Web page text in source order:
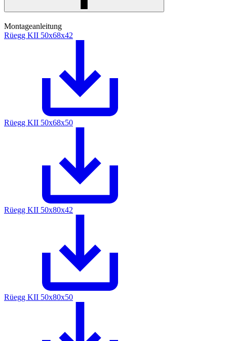
Montageanleitung
Rüegg KII 50x68x42
Rüegg KII 50x68x50
Rüegg KII 50x80x42
Rüegg KII 50x80x50